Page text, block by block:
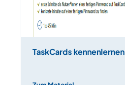
TaskCards kennenlernen